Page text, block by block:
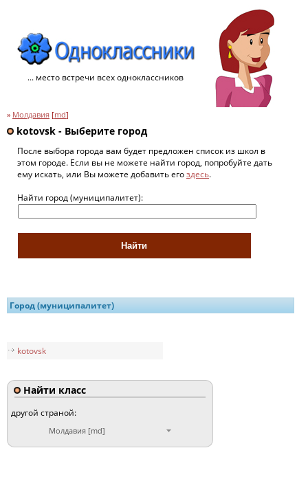
... место встречи всех одноклассников
» Молдавия [md]
kotovsk - Выберите город
После выбора города вам будет предложен список из школ в
этом городе. Если вы не можете найти город, попробуйте дать
ему искать, или Вы можете добавить егоздесь.
Найти город (муниципалитет):
Город (муниципалитет)
kotovsk
Найти класс
другой страной:
Молдавия [md]